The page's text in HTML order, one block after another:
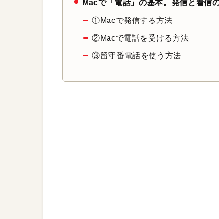
Macで「電話」の基本。発信と着信
①Macで発信する方法
②Macで電話を受ける方法
③留守番電話を使う方法